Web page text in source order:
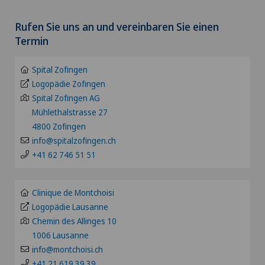
Akromioplastik
Akupunktur
Akutgeriatrie
Allergologie und Immunologie
Allgemeine Innere Medizin
Alter G
Clinica Sant'Anna
Clinique Générale Ste-Anne
Hôpital de Moutier
Hôpital de Saint-Imier
Privatklinik Belair
Privatklinik Bethanien
ZH
BE
LU
AG
SH
BS
SO
Rufen Sie uns an und vereinbaren Sie einen
Termin
Spital Zofingen
Logopädie Zofingen
Spital Zofingen AG
Mühlethalstrasse 27
4800 Zofingen
info@spitalzofingen.ch
+41 62 746 51 51
Clinique de Montchoisi
Logopädie Lausanne
Chemin des Allinges 10
1006 Lausanne
info@montchoisi.ch